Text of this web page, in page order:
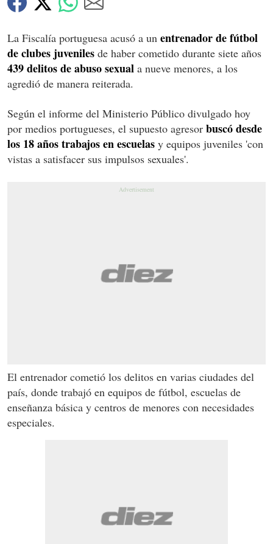
La Fiscalía portuguesa acusó a un entrenador de fútbol
de clubes juveniles de haber cometido durante siete años
439 delitos de abuso sexual a nueve menores, a los
agredió de manera reiterada.
Según el informe del Ministerio Público divulgado hoy
por medios portugueses, el supuesto agresor buscó desde
los 18 años trabajos en escuelas y equipos juveniles 'con
vistas a satisfacer sus impulsos sexuales'.
El entrenador cometió los delitos en varias ciudades del
país, donde trabajó en equipos de fútbol, escuelas de
enseñanza básica y centros de menores con necesidades
especiales.